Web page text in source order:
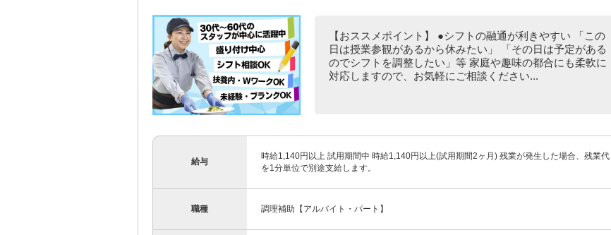
【おススメポイント】 ●シフトの融通が利きやすい 「この
日は授業参観があるから休みたい」 「その日は予定がある
のでシフトを調整したい」等 家庭や趣味の都合にも柔軟に
対応しますので、お気軽にご相談ください...
給与
時給1,140円以上 試用期間中 時給1,140円以上(試用期間2ヶ月) 残業が発生した場合、残業代
を1分単位で別途支給します。
職種 調理補助【アルバイト・パート】